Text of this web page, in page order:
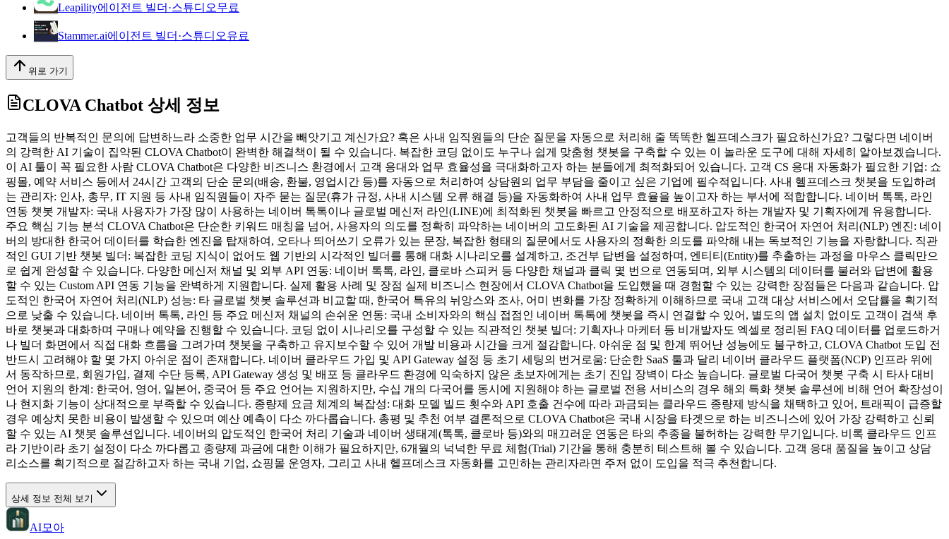
Leapility에이전트 빌더·스튜디오무료
Stammer.ai에이전트 빌더·스튜디오유료
위로 가기
CLOVA Chatbot 상세 정보
고객들의 반복적인 문의에 답변하느라 소중한 업무 시간을 빼앗기고 계신가요? 혹은 사내 임직원들의 단순 질문을 자동으로 처리해 줄 똑똑한 헬프데스크가 필요하신가요? 그렇다면 네이버
의 강력한 AI 기술이 집약된 CLOVA Chatbot이 완벽한 해결책이 될 수 있습니다. 복잡한 코딩 없이도 누구나 쉽게 맞춤형 챗봇을 구축할 수 있는 이 놀라운 도구에 대해 자세히 알아보겠습니다.
이 AI 툴이 꼭 필요한 사람 CLOVA Chatbot은 다양한 비즈니스 환경에서 고객 응대와 업무 효율성을 극대화하고자 하는 분들에게 최적화되어 있습니다. 고객 CS 응대 자동화가 필요한 기업: 쇼
핑몰, 예약 서비스 등에서 24시간 고객의 단순 문의(배송, 환불, 영업시간 등)를 자동으로 처리하여 상담원의 업무 부담을 줄이고 싶은 기업에 필수적입니다. 사내 헬프데스크 챗봇을 도입하려
는 관리자: 인사, 총무, IT 지원 등 사내 임직원들이 자주 묻는 질문(휴가 규정, 사내 시스템 오류 해결 등)을 자동화하여 사내 업무 효율을 높이고자 하는 부서에 적합합니다. 네이버 톡톡, 라인
연동 챗봇 개발자: 국내 사용자가 가장 많이 사용하는 네이버 톡톡이나 글로벌 메신저 라인(LINE)에 최적화된 챗봇을 빠르고 안정적으로 배포하고자 하는 개발자 및 기획자에게 유용합니다.
주요 핵심 기능 분석 CLOVA Chatbot은 단순한 키워드 매칭을 넘어, 사용자의 의도를 정확히 파악하는 네이버의 고도화된 AI 기술을 제공합니다. 압도적인 한국어 자연어 처리(NLP) 엔진: 네이
버의 방대한 한국어 데이터를 학습한 엔진을 탑재하여, 오타나 띄어쓰기 오류가 있는 문장, 복잡한 형태의 질문에서도 사용자의 정확한 의도를 파악해 내는 독보적인 기능을 자랑합니다. 직관
적인 GUI 기반 챗봇 빌더: 복잡한 코딩 지식이 없어도 웹 기반의 시각적인 빌더를 통해 대화 시나리오를 설계하고, 조건부 답변을 설정하며, 엔티티(Entity)를 추출하는 과정을 마우스 클릭만으
로 쉽게 완성할 수 있습니다. 다양한 메신저 채널 및 외부 API 연동: 네이버 톡톡, 라인, 클로바 스피커 등 다양한 채널과 클릭 몇 번으로 연동되며, 외부 시스템의 데이터를 불러와 답변에 활용
할 수 있는 Custom API 연동 기능을 완벽하게 지원합니다. 실제 활용 사례 및 장점 실제 비즈니스 현장에서 CLOVA Chatbot을 도입했을 때 경험할 수 있는 강력한 장점들은 다음과 같습니다. 압
도적인 한국어 자연어 처리(NLP) 성능: 타 글로벌 챗봇 솔루션과 비교할 때, 한국어 특유의 뉘앙스와 조사, 어미 변화를 가장 정확하게 이해하므로 국내 고객 대상 서비스에서 오답률을 획기적
으로 낮출 수 있습니다. 네이버 톡톡, 라인 등 주요 메신저 채널의 손쉬운 연동: 국내 소비자와의 핵심 접점인 네이버 톡톡에 챗봇을 즉시 연결할 수 있어, 별도의 앱 설치 없이도 고객이 검색 후
바로 챗봇과 대화하며 구매나 예약을 진행할 수 있습니다. 코딩 없이 시나리오를 구성할 수 있는 직관적인 챗봇 빌더: 기획자나 마케터 등 비개발자도 엑셀로 정리된 FAQ 데이터를 업로드하거
나 빌더 화면에서 직접 대화 흐름을 그려가며 챗봇을 구축하고 유지보수할 수 있어 개발 비용과 시간을 크게 절감합니다. 아쉬운 점 및 한계 뛰어난 성능에도 불구하고, CLOVA Chatbot 도입 전
반드시 고려해야 할 몇 가지 아쉬운 점이 존재합니다. 네이버 클라우드 가입 및 API Gateway 설정 등 초기 세팅의 번거로움: 단순한 SaaS 툴과 달리 네이버 클라우드 플랫폼(NCP) 인프라 위에
서 동작하므로, 회원가입, 결제 수단 등록, API Gateway 생성 및 배포 등 클라우드 환경에 익숙하지 않은 초보자에게는 초기 진입 장벽이 다소 높습니다. 글로벌 다국어 챗봇 구축 시 타사 대비
언어 지원의 한계: 한국어, 영어, 일본어, 중국어 등 주요 언어는 지원하지만, 수십 개의 다국어를 동시에 지원해야 하는 글로벌 전용 서비스의 경우 해외 특화 챗봇 솔루션에 비해 언어 확장성이
나 현지화 기능이 상대적으로 부족할 수 있습니다. 종량제 요금 체계의 복잡성: 대화 모델 빌드 횟수와 API 호출 건수에 따라 과금되는 클라우드 종량제 방식을 채택하고 있어, 트래픽이 급증할
경우 예상치 못한 비용이 발생할 수 있으며 예산 예측이 다소 까다롭습니다. 총평 및 추천 여부 결론적으로 CLOVA Chatbot은 국내 시장을 타겟으로 하는 비즈니스에 있어 가장 강력하고 신뢰
할 수 있는 AI 챗봇 솔루션입니다. 네이버의 압도적인 한국어 처리 기술과 네이버 생태계(톡톡, 클로바 등)와의 매끄러운 연동은 타의 추종을 불허하는 강력한 무기입니다. 비록 클라우드 인프
라 기반이라 초기 설정이 다소 까다롭고 종량제 과금에 대한 이해가 필요하지만, 6개월의 넉넉한 무료 체험(Trial) 기간을 통해 충분히 테스트해 볼 수 있습니다. 고객 응대 품질을 높이고 상담
리소스를 획기적으로 절감하고자 하는 국내 기업, 쇼핑몰 운영자, 그리고 사내 헬프데스크 자동화를 고민하는 관리자라면 주저 없이 도입을 적극 추천합니다.
상세 정보 전체 보기
AI모아